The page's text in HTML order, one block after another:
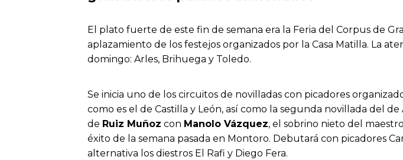
El plato fuerte de este fin de semana era la Feria del Corpus de
aplazamiento de los festejos organizados por la Casa Matilla. La
domingo: Arles, Brihuega y Toledo.
Se inicia uno de los circuitos de novilladas con picadores
como es el de Castilla y León, así como la segunda novillada del
de Ruiz Muñoz con Manolo Vázquez, el sobrino nieto del
éxito de la semana pasada en Montoro. Debutará con picadores
alternativa los diestros El Rafi y Diego Fera.